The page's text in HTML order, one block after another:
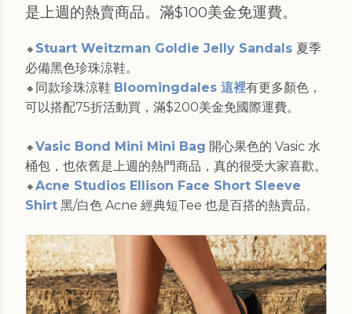
是上週的熱賣商品。滿$100美金免運費。
🔸 Stuart Weitzman Goldie Jelly Sandals 夏季
必備黑色珍珠涼鞋。
🔸 同款珍珠涼鞋 Bloomingdales 這裡有更多顏色，
可以搭配75折活動買，滿$200美金免國際運費。
🔸 Vasic Bond Mini Mini Bag 開心果色的 Vasic 水
桶包，也依舊是上週的熱門商品，真的很受大家喜歡。
🔸 Acne Studios Ellison Face Short Sleeve
Shirt 黑/白色 Acne 經典短Tee 也是百搭的熱賣品。